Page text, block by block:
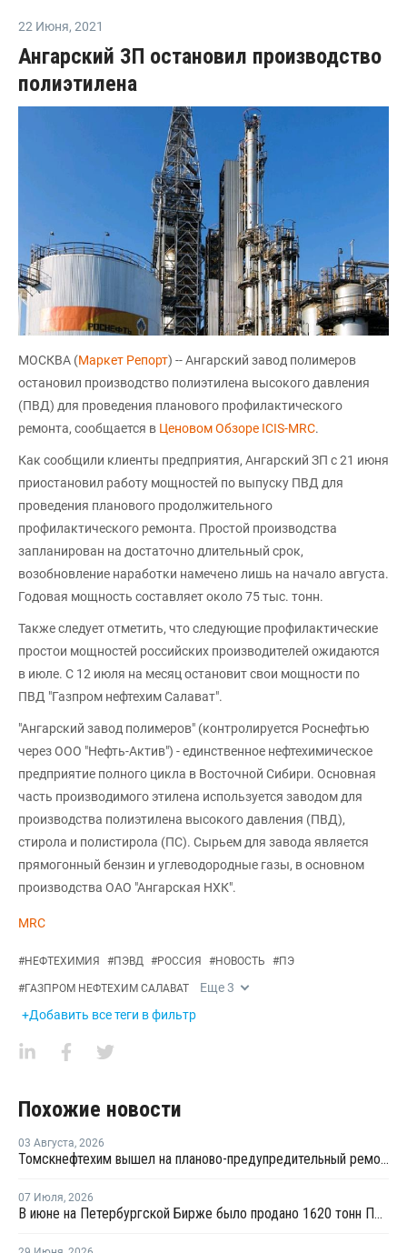
22 Июня, 2021
Ангарский ЗП остановил производство
полиэтилена
МОСКВА (Маркет Репорт) -- Ангарский завод полимеров
остановил производство полиэтилена высокого давления
(ПВД) для проведения планового профилактического
ремонта, сообщается в Ценовом Обзоре ICIS-MRC.
Как сообщили клиенты предприятия, Ангарский ЗП с 21 июня
приостановил работу мощностей по выпуску ПВД для
проведения планового продолжительного
профилактического ремонта. Простой производства
запланирован на достаточно длительный срок,
возобновление наработки намечено лишь на начало августа.
Годовая мощность составляет около 75 тыс. тонн.
Также следует отметить, что следующие профилактические
простои мощностей российских производителей ожидаются
в июле. С 12 июля на месяц остановит свои мощности по
ПВД "Газпром нефтехим Салават".
"Ангарский завод полимеров" (контролируется Роснефтью
через ООО "Нефть-Актив") - единственное нефтехимическое
предприятие полного цикла в Восточной Сибири. Основная
часть производимого этилена используется заводом для
производства полиэтилена высокого давления (ПВД),
стирола и полистирола (ПС). Сырьем для завода является
прямогонный бензин и углеводородные газы, в основном
производства ОАО "Ангарская НХК".
MRC
#НЕФТЕХИМИЯ #ПЭВД #РОССИЯ #НОВОСТЬ #ПЭ
#ГАЗПРОМ НЕФТЕХИМ САЛАВАТ Еще3
+Добавить все теги в фильтр
Похожие новости
03 Августа, 2026
Томскнефтехим вышел на планово-предупредительный ремонт
07 Июля, 2026
В июне на Петербургской Бирже было продано 1620 тонн ПВД и 1106 тонн ПП